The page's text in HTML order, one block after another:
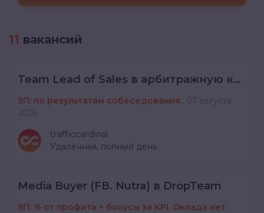
11 вакансий
Team Lead of Sales в арбитражную команду
ЗП: по результатам собеседования
07 августа
2026
trafficcardinal
Удалённая, полный день
Media Buyer (FB. Nutra) в DropTeam
ЗП: % от профита + бонусы за KPI. Оклада нет.